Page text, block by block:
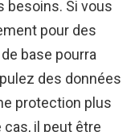
besoins. Si vous
pour des
base pourra
des données
protection plus
il peut être